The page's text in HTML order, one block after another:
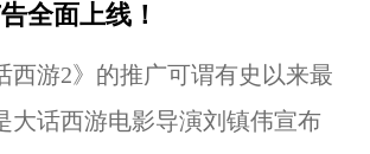
全面上线！
游2》的推广可谓有史以来最
大话西游电影导演刘镇伟宣布